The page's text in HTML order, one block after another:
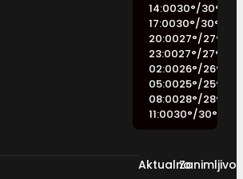
14:0030°/30°
17:0030°/30°
20:0027°/27°
23:0027°/27°
02:0026°/26°
05:0025°/25°
08:0028°/28°
11:0030°/30°
Aktualno